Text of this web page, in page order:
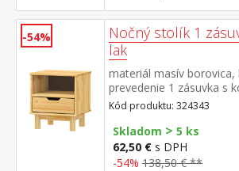
-54%
Nočný stolík 1
lak
materiál masív borovica,
prevedenie 1 zásuvka s
Kód produktu: 324343
Skladom > 5 ks
62,50 € s DPH
-54% 138,50 € **